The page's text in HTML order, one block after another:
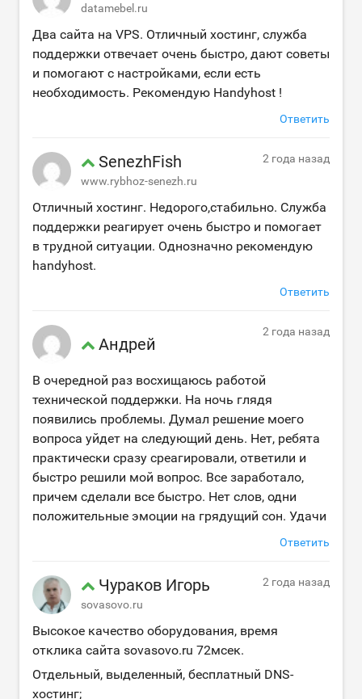
datamebel.ru
Два сайта на VPS. Отличный хостинг, служба
поддержки отвечает очень быстро, дают советы
и помогают с настройками, если есть
необходимость. Рекомендую Handyhost !
Ответить
SenezhFish
www.rybhoz-senezh.ru
2 года назад
Отличный хостинг. Недорого,стабильно. Служба
поддержки реагирует очень быстро и помогает
в трудной ситуации. Однозначно рекомендую
handyhost.
Ответить
Андрей
2 года назад
В очередной раз восхищаюсь работой
технической поддержки. На ночь глядя
появились проблемы. Думал решение моего
вопроса уйдет на следующий день. Нет, ребята
практически сразу среагировали, ответили и
быстро решили мой вопрос. Все заработало,
причем сделали все быстро. Нет слов, одни
положительные эмоции на грядущий сон. Удачи
Ответить
Чураков Игорь
sovasovo.ru
2 года назад
Высокое качество оборудования, время
отклика сайта sovasovo.ru 72мсек.
Отдельный, выделенный, бесплатный DNS-
хостинг;